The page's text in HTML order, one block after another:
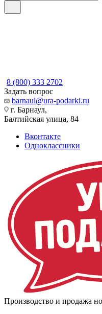
8 (800) 333 2702
Задать вопрос
barnaul@ura-podarki.ru
г. Барнаул,
Балтийская улица, 84
Вконтакте
Одноклассники
Производство и продажа